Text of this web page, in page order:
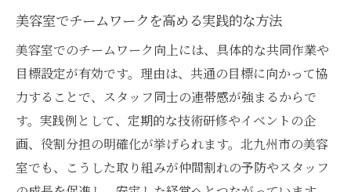
美容室の経営安定化に必要なスタッフ管理
小倉エリアで美容室経営が続く工夫とは
美容室の経営リスクを減らす取り組みポイ
ント
スタッフの意見を活かしたサロン運営の工
夫
美容室の経営安定に欠かせない人材育成法
美容室でチームワークを高める実践的な方法
美容室でのチームワーク向上には、具体的な共同作業や
目標設定が有効です。理由は、共通の目標に向かって協
力することで、スタッフ同士の連帯感が強まるからで
す。実践例として、定期的な技術研修やイベントの企
画、役割分担の明確化が挙げられます。北九州市の美容
室でも、こうした取り組みが仲間割れの予防やスタッフ